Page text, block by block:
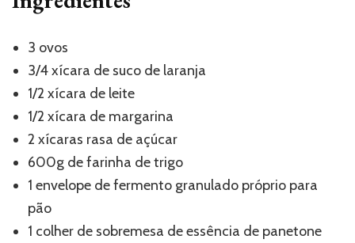
3 ovos
3/4 xícara de suco de laranja
1/2 xícara de leite
1/2 xícara de margarina
2 xícaras rasa de açúcar
600g de farinha de trigo
1 envelope de fermento granulado próprio para
pão
1 colher de sobremesa de essência de panetone